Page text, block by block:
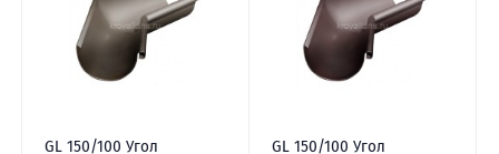
GL 150/100 Угол
GL 150/100 Угол